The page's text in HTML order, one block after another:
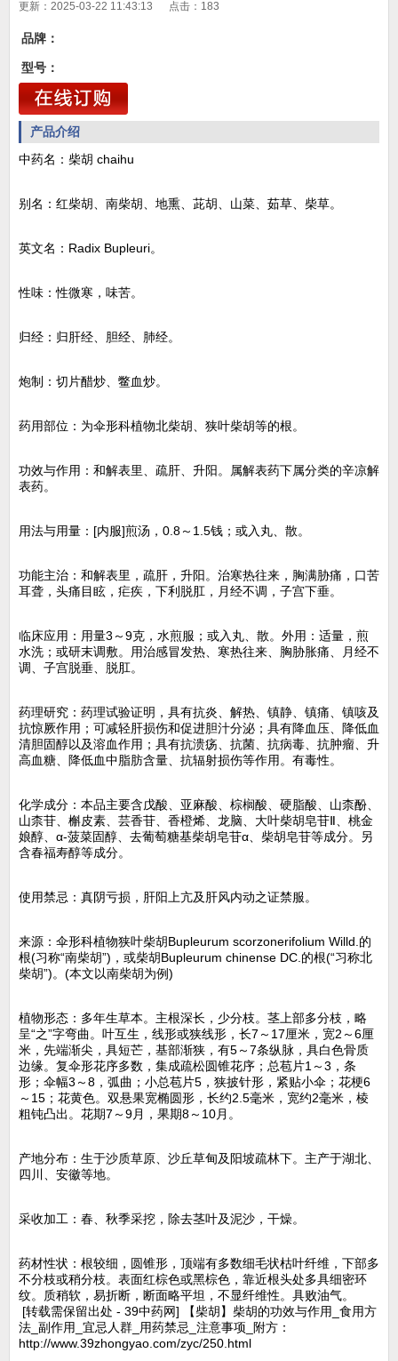
更新：2025-03-22 11:43:13 点击： 183
品牌：
型号：
产品介绍
中药名：柴胡 chaihu
别名：红柴胡、南柴胡、地熏、茈胡、山菜、茹草、柴草。
英文名：Radix Bupleuri。
性味：性微寒，味苦。
归经：归肝经、胆经、肺经。
炮制：切片醋炒、鳖血炒。
药用部位：为伞形科植物北柴胡、狭叶柴胡等的根。
功效与作用：和解表里、疏肝、升阳。属解表药下属分类的辛凉解
表药。
用法与用量：[内服]煎汤，0.8～1.5钱；或入丸、散。
功能主治：和解表里，疏肝，升阳。治寒热往来，胸满胁痛，口苦
耳聋，头痛目眩，疟疾，下利脱肛，月经不调，子宫下垂。
临床应用：用量3～9克，水煎服；或入丸、散。外用：适量，煎
水洗；或研末调敷。用治感冒发热、寒热往来、胸胁胀痛、月经不
调、子宫脱垂、脱肛。
药理研究：药理试验证明，具有抗炎、解热、镇静、镇痛、镇咳及
抗惊厥作用；可减轻肝损伤和促进胆汁分泌；具有降血压、降低血
清胆固醇以及溶血作用；具有抗溃疡、抗菌、抗病毒、抗肿瘤、升
高血糖、降低血中脂肪含量、抗辐射损伤等作用。有毒性。
化学成分：本品主要含戊酸、亚麻酸、棕榈酸、硬脂酸、山柰酚、
山柰苷、槲皮素、芸香苷、香橙烯、龙脑、大叶柴胡皂苷Ⅱ、桃金
娘醇、α-菠菜固醇、去葡萄糖基柴胡皂苷α、柴胡皂苷等成分。另
含春福寿醇等成分。
使用禁忌：真阴亏损，肝阳上亢及肝风内动之证禁服。
来源：伞形科植物狭叶柴胡Bupleurum scorzonerifolium Willd.的
根(习称“南柴胡”)，或柴胡Bupleurum chinense DC.的根(“习称北
柴胡”)。(本文以南柴胡为例)
植物形态：多年生草本。主根深长，少分枝。茎上部多分枝，略
呈“之”字弯曲。叶互生，线形或狭线形，长7～17厘米，宽2～6厘
米，先端渐尖，具短芒，基部渐狭，有5～7条纵脉，具白色骨质
边缘。复伞形花序多数，集成疏松圆锥花序；总苞片1～3，条
形；伞幅3～8，弧曲；小总苞片5，狭披针形，紧贴小伞；花梗6
～15；花黄色。双悬果宽椭圆形，长约2.5毫米，宽约2毫米，棱
粗钝凸出。花期7～9月，果期8～10月。
产地分布：生于沙质草原、沙丘草甸及阳坡疏林下。主产于湖北、
四川、安徽等地。
采收加工：春、秋季采挖，除去茎叶及泥沙，干燥。
药材性状：根较细，圆锥形，顶端有多数细毛状枯叶纤维，下部多
不分枝或稍分枝。表面红棕色或黑棕色，靠近根头处多具细密环
纹。质稍软，易折断，断面略平坦，不显纤维性。具败油气。
[转载需保留出处 - 39中药网] 【柴胡】柴胡的功效与作用_食用方
法_副作用_宜忌人群_用药禁忌_注意事项_附方：
http://www.39zhongyao.com/zyc/250.html